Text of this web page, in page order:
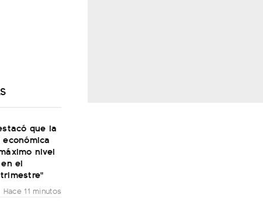
que la
nivel
el
Hace 11 minutos